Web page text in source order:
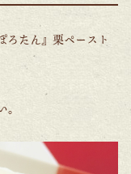
ろたん』栗ペースト